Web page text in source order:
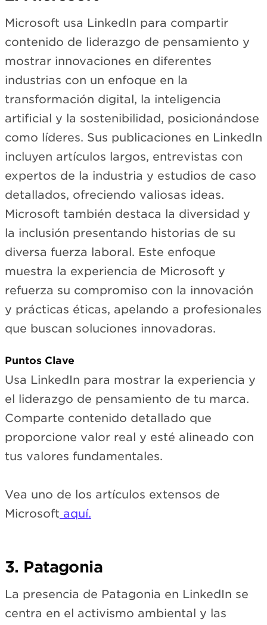
Microsoft usa LinkedIn para compartir
contenido de liderazgo de pensamiento y
mostrar innovaciones en diferentes
industrias con un enfoque en la
transformación digital, la inteligencia
artificial y la sostenibilidad, posicionándose
como líderes. Sus publicaciones en LinkedIn
incluyen artículos largos, entrevistas con
expertos de la industria y estudios de caso
detallados, ofreciendo valiosas ideas.
Microsoft también destaca la diversidad y
la inclusión presentando historias de su
diversa fuerza laboral. Este enfoque
muestra la experiencia de Microsoft y
refuerza su compromiso con la innovación
y prácticas éticas, apelando a profesionales
que buscan soluciones innovadoras.
Puntos Clave
Usa LinkedIn para mostrar la experiencia y
el liderazgo de pensamiento de tu marca.
Comparte contenido detallado que
proporcione valor real y esté alineado con
tus valores fundamentales.
Vea uno de los artículos extensos de
Microsoft aquí.
3. Patagonia
La presencia de Patagonia en LinkedIn se
centra en el activismo ambiental y las